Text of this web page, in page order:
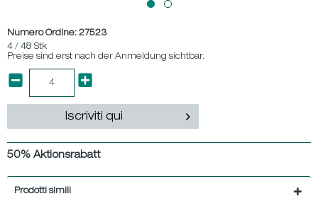
Numero Ordine: 27523
4 / 48 Stk
Preise sind erst nach der Anmeldung sichtbar.
Iscriviti qui
50% Aktionsrabatt
Prodotti simili